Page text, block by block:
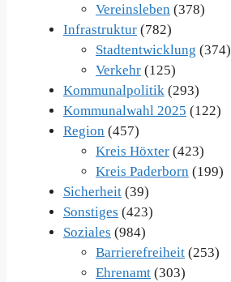
Vereinsleben (378)
Infrastruktur (782)
Stadtentwicklung (374)
Verkehr (125)
Kommunalpolitik (293)
Kommunalwahl 2025 (122)
Region (457)
Kreis Höxter (423)
Kreis Paderborn (199)
Sicherheit (39)
Sonstiges (423)
Soziales (984)
Barrierefreiheit (253)
Ehrenamt (303)